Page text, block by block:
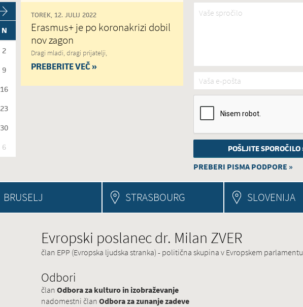
N
2
9
16
23
30
6
TOREK, 12. JULIJ 2022
Erasmus+ je po koronakrizi dobil
nov zagon
Dragi mladi, dragi prijatelji,
PREBERITE VEČ »
Vaše spročilo*
Vaša e-pošta*
PREBERI PISMA PODPORE »
BRUSELJ STRASBOURG SLOVENIJA
Evropski poslanec dr. Milan ZVER
član EPP (Evropska ljudska stranka) - politična skupina v Evropskem parlamentu
Odbori
članOdbora za kulturo in izobraževanje
nadomestni članOdbora za zunanje zadeve